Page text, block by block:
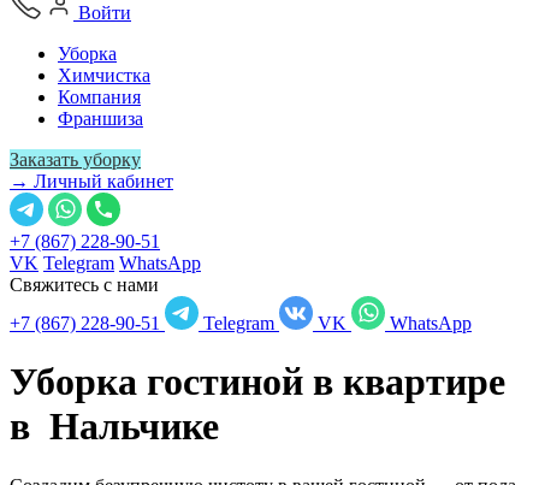
Войти
Уборка
Химчистка
Компания
Франшиза
Заказать уборку
→ Личный кабинет
+7 (867) 228-90-51
VK Telegram WhatsApp
Свяжитесь с нами
+7 (867) 228-90-51
Telegram VK WhatsApp
Уборка гостиной в квартире
в Нальчике